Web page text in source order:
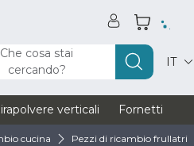
Che cosa stai
cercando?
IT
verticali Fornetti
cucina Pezzi di ricambio